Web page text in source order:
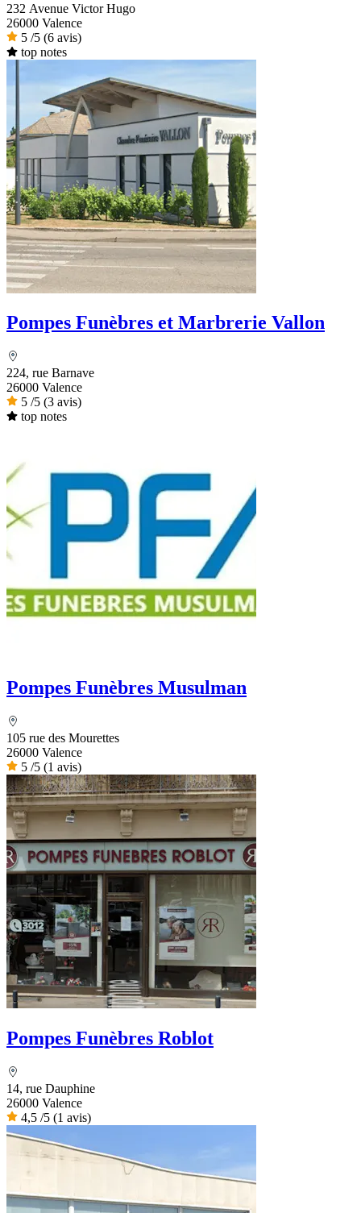
232 Avenue Victor Hugo
26000 Valence
5 /5 (6 avis)
top notes
Pompes Funèbres et Marbrerie Vallon
224, rue Barnave
26000 Valence
5 /5 (3 avis)
top notes
Pompes Funèbres Musulman
105 rue des Mourettes
26000 Valence
5 /5 (1 avis)
Pompes Funèbres Roblot
14, rue Dauphine
26000 Valence
4,5 /5 (1 avis)